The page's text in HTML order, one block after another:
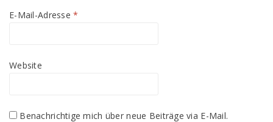
E-Mail-Adresse*
Website
Benachrichtige mich über neue Beiträge via E-Mail.